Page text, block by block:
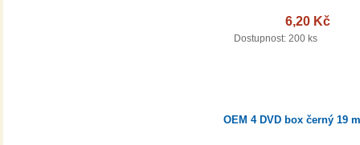
6,20 Kč
Dostupnost: 200 ks
OEM 4 DVD box černý 19